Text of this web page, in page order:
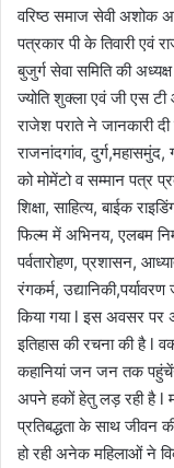
वरिष्ठ समाज सेवी अशोक
पत्रकार पी के तिवारी एवं
बुजुर्ग सेवा समिति की
ज्योति शुक्ला एवं जी एस
राजेश पराते ने जानकारी
राजनांदगांव,
को मोमेंटो व सम्मान पत्र
शिक्षा, साहित्य, बाईक
फिल्म में अभिनय, एलबम
पर्वतारोहण, प्रशासन,
रंगकर्म,
किया गया l इस अवसर पर
इतिहास की रचना की है l
कहानियां जन जन तक
अपने हकों हेतु लड़ रही है l
प्रतिबद्धता के साथ जीवन
हो रही अनेक महिलाओं ने